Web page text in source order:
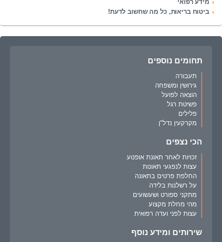
מידע רפואי
ביטוח בריאות, כל מה שחשוב לדעת!
תחומים נוספים
תעבורה
גירושין ומשפחה
הוצאה לפועל
פשיטת רגל
פלילים
מקרקעין נדל"ן
הכי נצפים
זכויות לאחר תאונת אופנוע
עצות לנפגעי תאונות
החלפת פרטים בתאונה
על רשלנות בלידה
מתקני ספורט ושעשועים
מהי מחלת מקצוע
עצות לפני ועדה רפואית
שירותים ומידע נוסף